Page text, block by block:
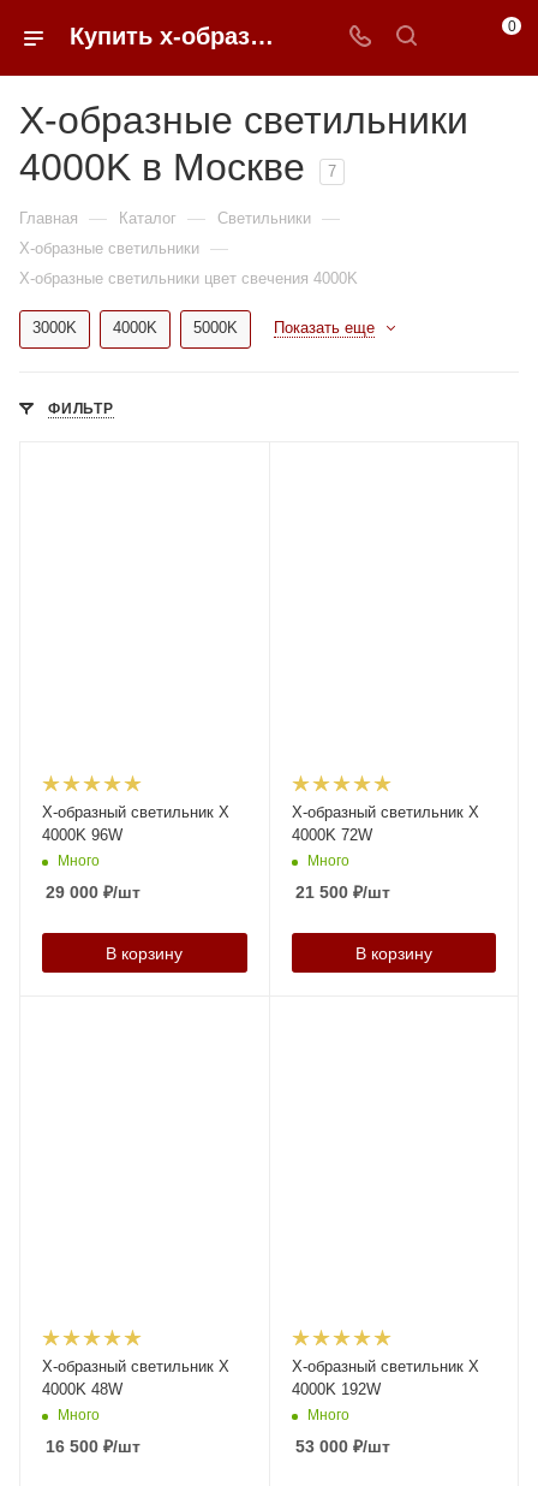
Купить x-образные светильники 4000K недорого в Москве | 0FFER 0
X-образные светильники
4000K в Москве
7
Главная — Каталог — Светильники —
X-образные светильники —
X-образные светильники цвет свечения 4000K
3000K 4000K 5000K Показать еще
ФИЛЬТР
X-образный светильник X
4000K 96W
Много
29 000 ₽/шт
В корзину
X-образный светильник X
4000K 72W
Много
21 500₽/шт
В корзину
X-образный светильник X
4000K 48W
Много
16 500 ₽/шт
X-образный светильник X
4000K 192W
Много
53 000₽/шт